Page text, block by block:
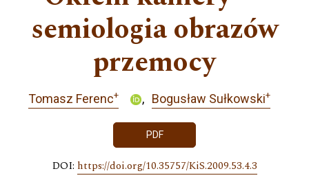
semiologia obrazów
przemocy
Tomasz Ferenc+ Bogusław Sułkowski+
PDF
DOI: https://doi.org/10.35757/KiS.2009.53.4.3